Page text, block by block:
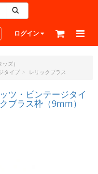
ログイン
ズ）
タイプ
レリックブラス
ツ・ビンテージタイ
ブラス枠（9mm）